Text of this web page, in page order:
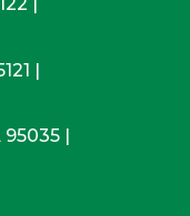
|
95035|